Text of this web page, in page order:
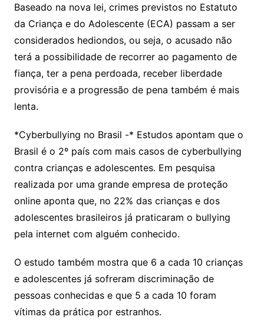
Baseado na nova lei, crimes previstos no Estatuto
da Criança e do Adolescente (ECA) passam a ser
considerados hediondos, ou seja, o acusado não
terá a possibilidade de recorrer ao pagamento de
fiança, ter a pena perdoada, receber liberdade
provisória e a progressão de pena também é mais
lenta.
*Cyberbullying no Brasil -* Estudos apontam que o
Brasil é o 2º país com mais casos de cyberbullying
contra crianças e adolescentes. Em pesquisa
realizada por uma grande empresa de proteção
online aponta que, no 22% das crianças e dos
adolescentes brasileiros já praticaram o bullying
pela internet com alguém conhecido.
O estudo também mostra que 6 a cada 10 crianças
e adolescentes já sofreram discriminação de
pessoas conhecidas e que 5 a cada 10 foram
vítimas da prática por estranhos.